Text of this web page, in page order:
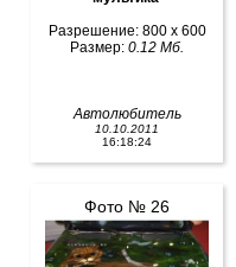
Разрешение: 800 x 600
Размер: 0.12 Мб.
Автолюбитель
10.10.2011
16:18:24
Фото № 26